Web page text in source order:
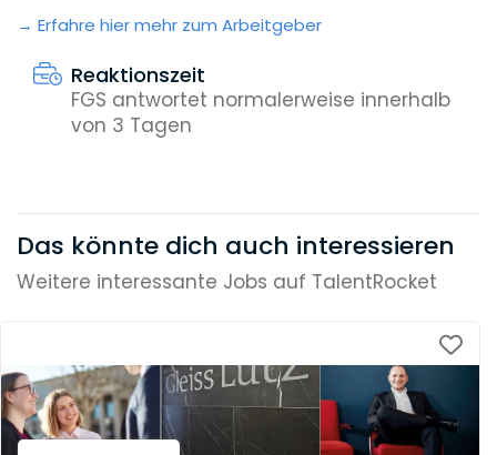
Erfahre hier mehr zum Arbeitgeber
Reaktionszeit
FGS antwortet normalerweise innerhalb
von 3 Tagen
Das könnte dich auch interessieren
Weitere interessante Jobs auf TalentRocket